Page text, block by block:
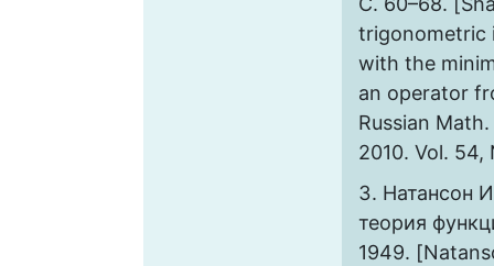
trigonometric
with the
an operator
Russian
2010. Vol.
Натансон
теория
1949.